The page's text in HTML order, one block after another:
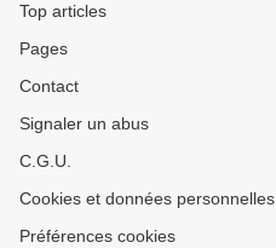
Top articles
Pages
Contact
Signaler un abus
C.G.U.
Cookies et données personnelles
Préférences cookies